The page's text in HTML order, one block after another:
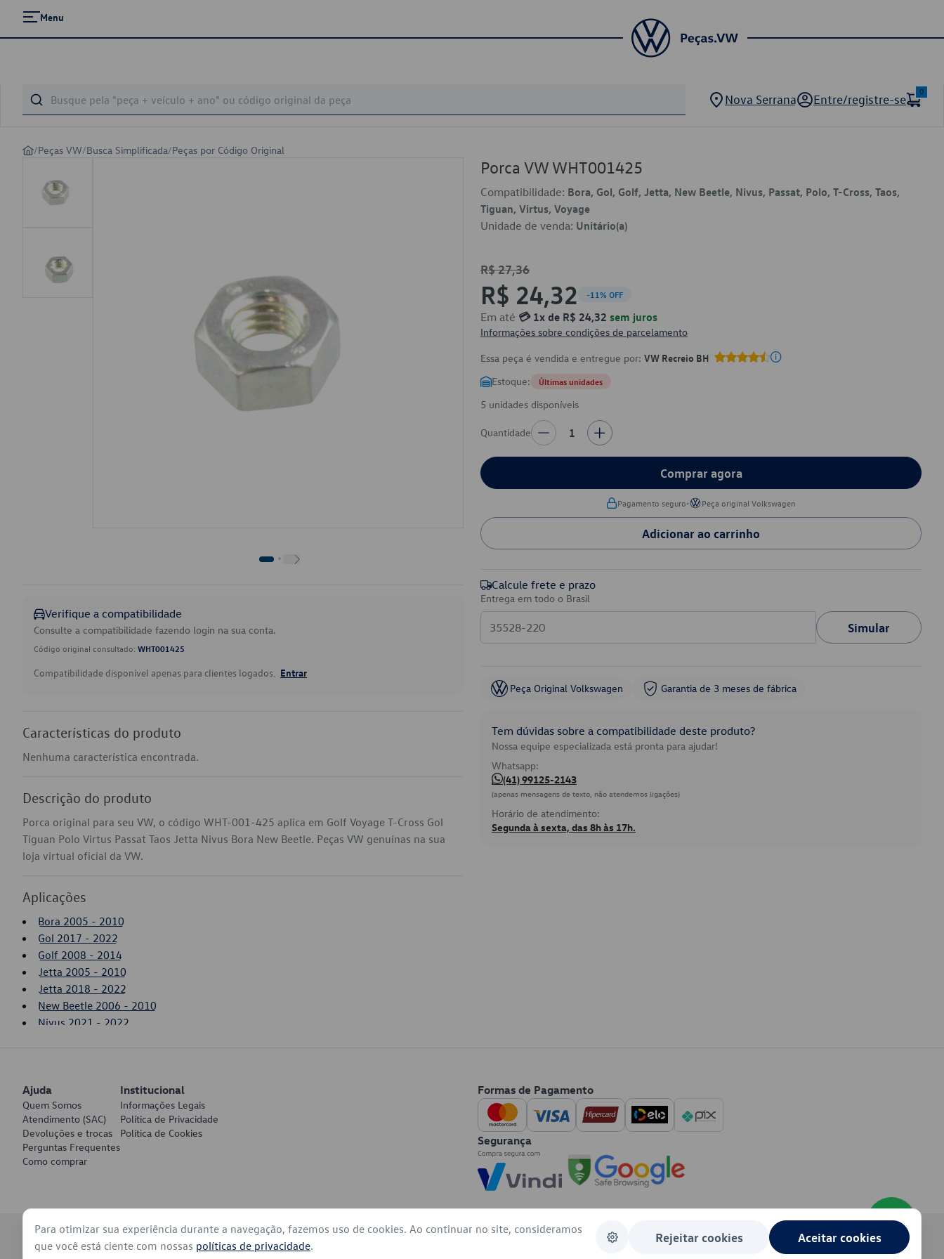
Menu
Nova Serrana Entre/registre-se
0
/Peças VW/Busca Simplificada/Peças por Código Original
Verifique a compatibilidade
Consulte a compatibilidade fazendo login na sua conta.
Código original consultado: WHT001425
Compatibilidade disponível apenas para clientes logados. Entrar
Características do produto
Nenhuma característica encontrada.
Descrição do produto
Porca original para seu VW, o código WHT-001-425 aplica em Golf Voyage T-Cross Gol
Tiguan Polo Virtus Passat Taos Jetta Nivus Bora New Beetle. Peças VW genuínas na sua
loja virtual oficial da VW.
Aplicações
Bora 2005 - 2010
Gol 2017 - 2022
Golf 2008 - 2014
Jetta 2005 - 2010
Jetta 2018 - 2022
New Beetle 2006 - 2010
Nivus 2021 - 2022
Taos 2021 - 2022
Tiguan 2008 - 2011
Virtus 2018 - 2022
Voyage 2017 - 2022
Porca VW WHT001425
Compatibilidade: Bora, Gol, Golf, Jetta, New Beetle, Nivus, Passat, Polo, T-Cross, Taos,
Tiguan, Virtus, Voyage
Unidade de venda: Unitário(a)
R$ 27,36
R$ 24,32 -11% OFF
Em até 💳 1x de R$ 24,32 sem juros
Informações sobre condições de parcelamento
Essa peça é vendida e entregue por: VW Recreio BH
Estoque: Últimas unidades
5 unidades disponíveis
Quantidade 1
Comprar agora
Pagamento seguro• Peça original Volkswagen
Adicionar ao carrinho
Calcule frete e prazo
Entrega em todo o Brasil
Simular
Peça Original Volkswagen Garantia de 3 meses de fábrica
Tem dúvidas sobre a compatibilidade deste produto?
Nossa equipe especializada está pronta para ajudar!
Whatsapp:
(41) 99125-2143
(apenas mensagens de texto, não atendemos ligações)
Horário de atendimento:
Segunda à sexta, das 8h às 17h.
Ajuda
Quem Somos
Atendimento (SAC)
Devoluções e trocas
Perguntas Frequentes
Como comprar
Institucional
Informações Legais
Política de Privacidade
Política de Cookies
Formas de Pagamento
Segurança
© 2026 - Volkswagen do Brasil - Todos os direitos reservados
Para otimizar sua experiência durante a navegação, fazemos uso de cookies. Ao continuar no site, consideramos
que você está ciente com nossas políticas de privacidade.
Rejeitar cookies Aceitar cookies